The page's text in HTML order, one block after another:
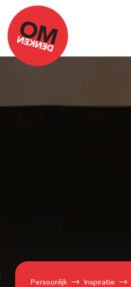
Persoonlijk Inspiratie